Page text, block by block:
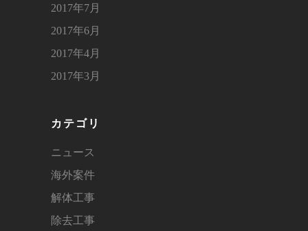
2017年7月
2017年6月
2017年4月
2017年3月
カテゴリ
ニュース
海外案件
解体工事
除去工事